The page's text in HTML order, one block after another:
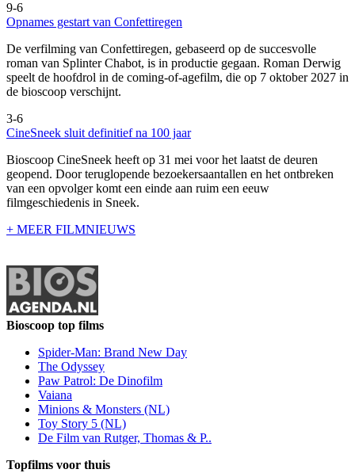
9-6
Opnames gestart van Confettiregen
De verfilming van Confettiregen, gebaseerd op de succesvolle
roman van Splinter Chabot, is in productie gegaan. Roman Derwig
speelt de hoofdrol in de coming-of-agefilm, die op 7 oktober 2027 in
de bioscoop verschijnt.
3-6
CineSneek sluit definitief na 100 jaar
Bioscoop CineSneek heeft op 31 mei voor het laatst de deuren
geopend. Door teruglopende bezoekersaantallen en het ontbreken
van een opvolger komt een einde aan ruim een eeuw
filmgeschiedenis in Sneek.
+ MEER FILMNIEUWS
Bioscoop top films
Spider-Man: Brand New Day
The Odyssey
Paw Patrol: De Dinofilm
Vaiana
Minions & Monsters (NL)
Toy Story 5 (NL)
De Film van Rutger, Thomas & P..
Topfilms voor thuis